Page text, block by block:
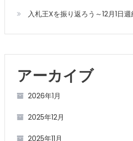
入札王Xを振り返ろう～12月1日
アーカイブ
2026年1月
2025年12月
2025年11月